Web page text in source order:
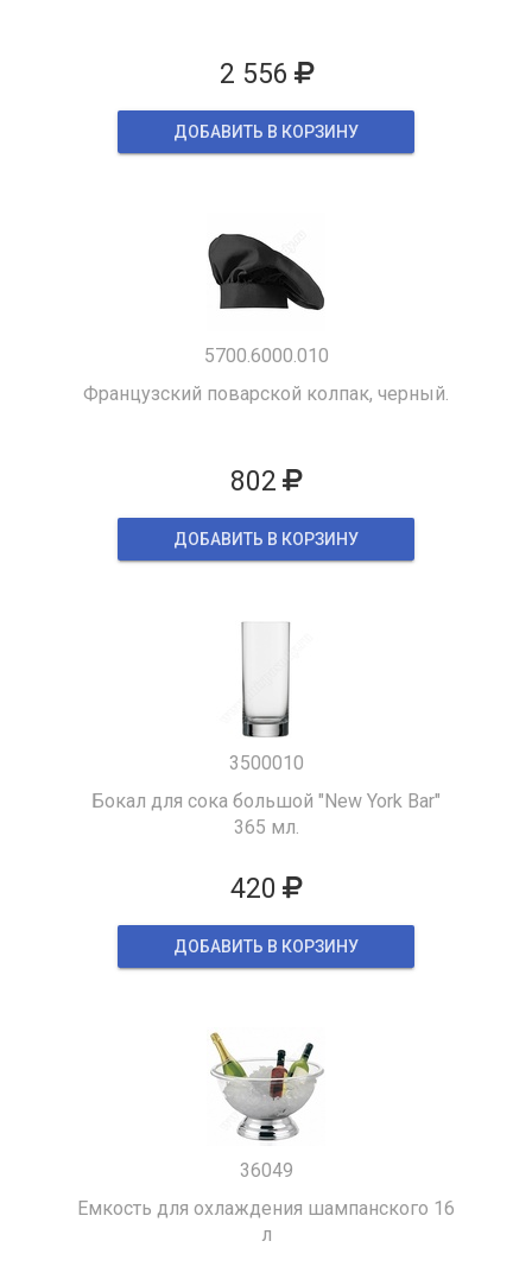
2 556
ДОБАВИТЬ В КОРЗИНУ
5700.6000.010
Французский поварской колпак, черный.
802
ДОБАВИТЬ В КОРЗИНУ
3500010
Бокал для сока большой "New York Bar"
365 мл.
420
ДОБАВИТЬ В КОРЗИНУ
36049
Емкость для охлаждения шампанского 16
л